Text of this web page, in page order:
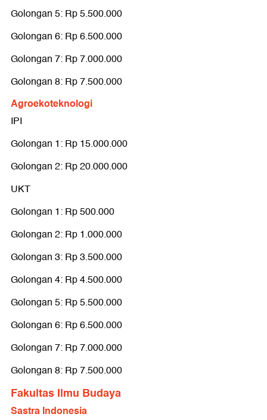
Golongan 8: Rp 9.500.000
Teknik Komputer
IPI
Golongan 1: Rp 35.000.000
Golongan 2: Rp 45.000.000
UKT
Golongan 1: Rp 500.000
Golongan 2: Rp 1.000.000
Golongan 3: Rp 3.500.000
Golongan 4: Rp 5.000.000
Golongan 5: Rp 6.500.000
Golongan 6: Rp 7.000.000
Golongan 7: Rp 8.000.000
Golongan 8: Rp 9.500.000
Baca juga:
UI, UGM, hingga Unair
Fakultas Kedokteran
Kedokteran
IPI
Golongan 5: Rp 5.500.000
Golongan 6: Rp 6.500.000
Golongan 7: Rp 7.000.000
Golongan 8: Rp 7.500.000
Agroekoteknologi
IPI
Golongan 1: Rp 15.000.000
Golongan 2: Rp 20.000.000
UKT
Golongan 1: Rp 500.000
Golongan 2: Rp 1.000.000
Golongan 3: Rp 3.500.000
Golongan 4: Rp 4.500.000
Golongan 5: Rp 5.500.000
Golongan 6: Rp 6.500.000
Golongan 7: Rp 7.000.000
Golongan 8: Rp 7.500.000
Fakultas Ilmu Budaya
Sastra Indonesia